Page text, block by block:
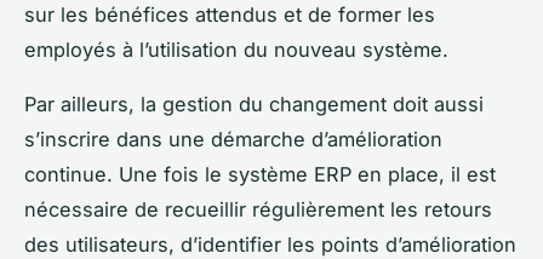
sur les bénéfices attendus et de former les
employés à l’utilisation du nouveau système.
Par ailleurs, la gestion du changement doit aussi
s’inscrire dans une démarche d’amélioration
continue. Une fois le système ERP en place, il est
nécessaire de recueillir régulièrement les retours
des utilisateurs, d’identifier les points d’amélioration